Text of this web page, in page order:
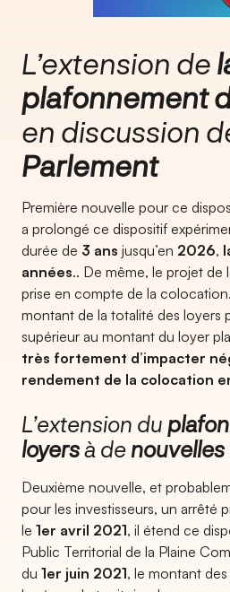
L’extension de
plafonnement
en discussion
Parlement
Première nouvelle pour ce
a prolongé ce dispositif
durée de 3 ans jusqu’en 2026,
années.. De même, le projet de
prise en compte de la
montant de la totalité des loyers
supérieur au montant du loyer
très fortement d’impacter
rendement de la colocation
L’extension du
loyersà de
Deuxième nouvelle, et
pour les investisseurs, un arrêté
le 1er avril 2021, il étend ce
Public Territorial de la Plaine
du 1er juin 2021, le montant